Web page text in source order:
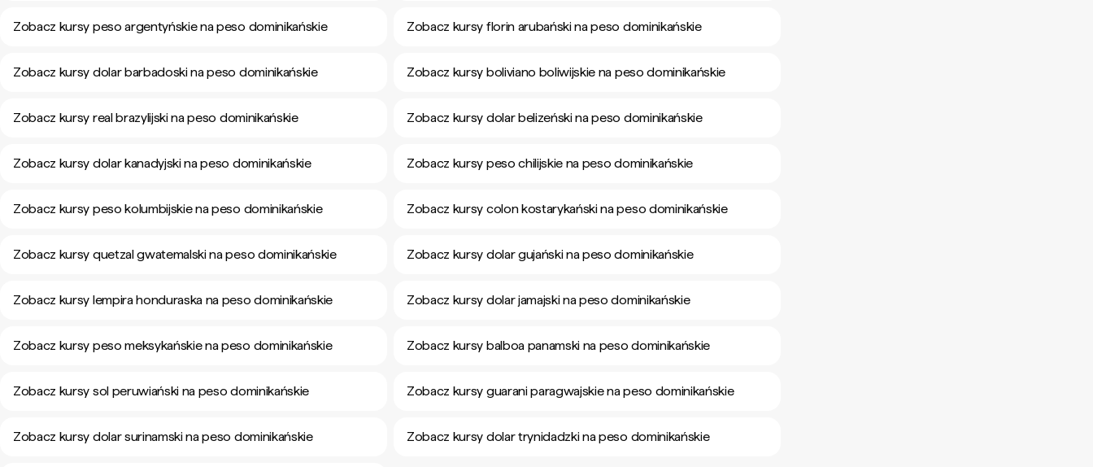
Zobacz kursy peso argentyńskie na peso dominikańskie Zobacz kursy florin arubański na peso dominikańskie
Zobacz kursy dolar barbadoski na peso dominikańskie Zobacz kursy boliviano boliwijskie na peso dominikańskie
Zobacz kursy real brazylijski na peso dominikańskie Zobacz kursy dolar belizeński na peso dominikańskie
Zobacz kursy dolar kanadyjski na peso dominikańskie Zobacz kursy peso chilijskie na peso dominikańskie
Zobacz kursy peso kolumbijskie na peso dominikańskie Zobacz kursy colon kostarykański na peso dominikańskie
Zobacz kursy quetzal gwatemalski na peso dominikańskie Zobacz kursy dolar gujański na peso dominikańskie
Zobacz kursy lempira honduraska na peso dominikańskie Zobacz kursy dolar jamajski na peso dominikańskie
Zobacz kursy peso meksykańskie na peso dominikańskie Zobacz kursy balboa panamski na peso dominikańskie
Zobacz kursy sol peruwiański na peso dominikańskie Zobacz kursy guarani paragwajskie na peso dominikańskie
Zobacz kursy dolar surinamski na peso dominikańskie Zobacz kursy dolar trynidadzki na peso dominikańskie